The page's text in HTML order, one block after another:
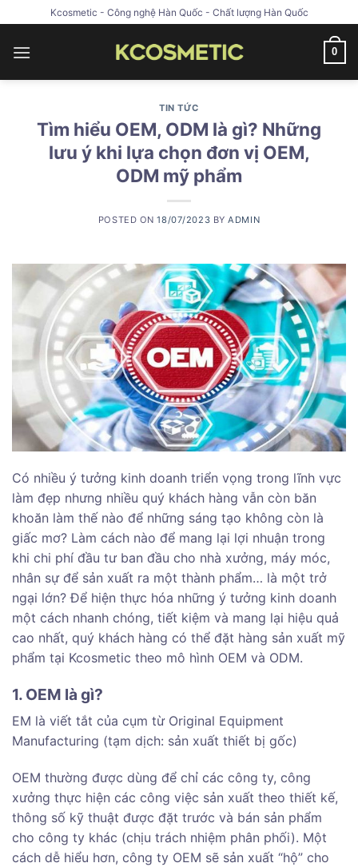
to
content
Kcosmetic - Công nghệ Hàn Quốc - Chất lượng Hàn Quốc
0
TIN TỨC
Tìm hiểu OEM, ODM là gì? Những
lưu ý khi lựa chọn đơn vị OEM,
ODM mỹ phẩm
POSTED ON18/07/2023 BYADMIN
Có nhiều ý tưởng kinh doanh triển vọng trong lĩnh vực
làm đẹp nhưng nhiều quý khách hàng vẫn còn băn
khoăn làm thế nào để những sáng tạo không còn là
giấc mơ? Làm cách nào để mang lại lợi nhuận trong
khi chi phí đầu tư ban đầu cho nhà xưởng, máy móc,
nhân sự để sản xuất ra một thành phẩm… là một trở
ngại lớn? Để hiện thực hóa những ý tưởng kinh doanh
một cách nhanh chóng, tiết kiệm và mang lại hiệu quả
cao nhất, quý khách hàng có thể đặt hàng sản xuất mỹ
phẩm tại Kcosmetic theo mô hình OEM và ODM.
1. OEM là gì?
EM là viết tắt của cụm từ Original Equipment
Manufacturing (tạm dịch: sản xuất thiết bị gốc)
OEM thường được dùng để chỉ các công ty, công
xưởng thực hiện các công việc sản xuất theo thiết kế,
thông số kỹ thuật được đặt trước và bán sản phẩm
cho công ty khác (chịu trách nhiệm phân phối). Một
cách dễ hiểu hơn, công ty OEM sẽ sản xuất “hộ” cho